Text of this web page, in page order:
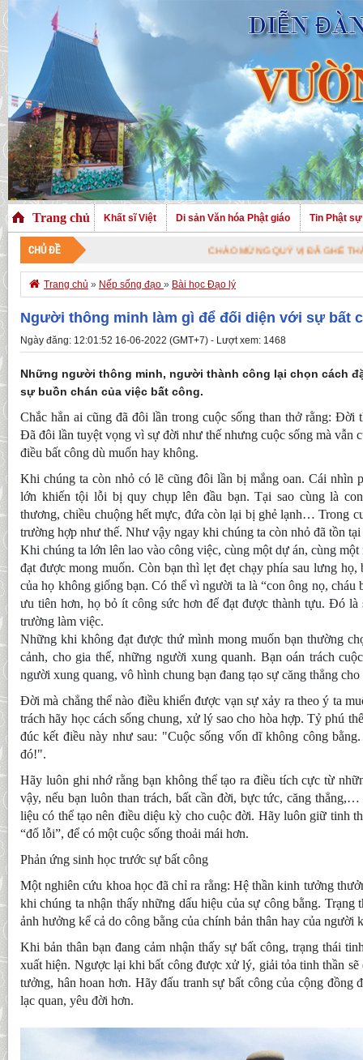
Trang chủ Khất sĩ Việt Di sản Văn hóa Phật giáo Tin Phật sự
CHỦ ĐỀ CHÀO MỪNG QUÝ VỊ ĐÃ GHÉ THĂM
 Trang chủ » Nếp sống đạo » Bài học Đạo lý
Người thông minh làm gì để đối diện với sự bất
Ngày đăng: 12:01:52 16-06-2022 (GMT+7) - Lượt xem: 1468
Những người thông minh, người thành công lại chọn cách
sự buồn chán của việc bất công.
Chắc hẳn ai cũng đã đôi lần trong cuộc sống than thở rằng: Đời
Đã đôi lần tuyệt vọng vì sự đời như thế nhưng cuộc sống mà vẫn
điều bất công dù muốn hay không.
Khi chúng ta còn nhỏ có lẽ cũng đôi lần bị mắng oan. Cái nhìn
lớn khiến tội lỗi bị quy chụp lên đầu bạn. Tại sao cùng là
thương, chiều chuộng hết mực, đứa còn lại bị ghẻ lạnh… Trong
trường hợp như thế. Như vậy ngay khi chúng ta còn nhỏ đã tồn
Khi chúng ta lớn lên lao vào công việc, cùng một dự án, cùng
đạt được mong muốn. Còn bạn thì lẹt đẹt chạy phía sau lưng họ,
của họ không giống bạn. Có thể vì người ta là “con ông nọ,
ưu tiên hơn, họ bỏ ít công sức hơn để đạt được thành tựu. Đó là
trường làm việc.
Những khi không đạt được thứ mình mong muốn bạn thường
cảnh, cho gia thế, những người xung quanh. Bạn oán trách
người xung quang, vô hình chung bạn đang tạo sự căng thẳng cho
Đời mà chẳng thể nào điều khiển được vạn sự xảy ra theo ý ta
trách hãy học cách sống chung, xử lý sao cho hòa hợp. Tỷ phú
đúc kết điều này như sau: "Cuộc sống vốn dĩ không công
đó!".
Hãy luôn ghi nhớ rằng bạn không thể tạo ra điều tích cực từ
vậy, nếu bạn luôn than trách, bất cần đời, bực tức, căng
liệu có thể tạo nên điều diệu kỳ cho cuộc đời. Hãy luôn giữ tinh
“đổ lỗi”, để có một cuộc sống thoải mái hơn.
Phản ứng sinh học trước sự bất công
Một nghiên cứu khoa học đã chỉ ra rằng: Hệ thần kinh tưởng
khi chúng ta nhận thấy những dấu hiệu của sự công bằng. Trạng
ảnh hưởng kể cả do công bằng của chính bản thân hay của người
Khi bản thân bạn đang cảm nhận thấy sự bất công, trạng thái
xuất hiện. Ngược lại khi bất công được xử lý, giải tỏa tinh thần sẽ
tưởng, hân hoan hơn. Hãy đấu tranh sự bất công của cộng đồng
lạc quan, yêu đời hơn.